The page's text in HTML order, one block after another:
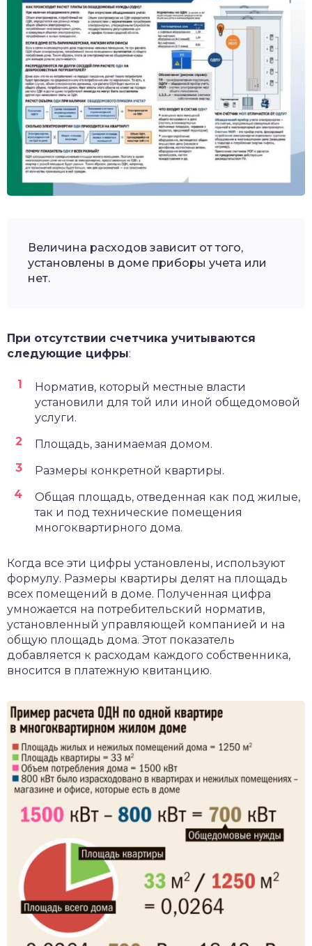
Величина расходов зависит от того,
установлены в доме приборы учета или
нет.
При отсутствии счетчика учитываются
следующие цифры:
Норматив, который местные власти
установили для той или иной общедомовой
услуги.
Площадь, занимаемая домом.
Размеры конкретной квартиры.
Общая площадь, отведенная как под жилые,
так и под технические помещения
многоквартирного дома.
Когда все эти цифры установлены, используют
формулу. Размеры квартиры делят на площадь
всех помещений в доме. Полученная цифра
умножается на потребительский норматив,
установленный управляющей компанией и на
общую площадь дома. Этот показатель
добавляется к расходам каждого собственника,
вносится в платежную квитанцию.